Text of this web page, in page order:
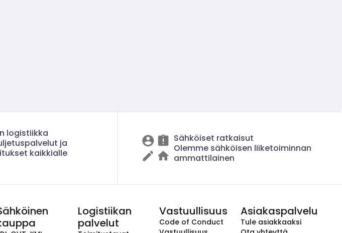
logistiikka
ja
kaikkialle
Sähköiset ratkaisut
Olemme sähköisen liiketoiminnan
ammattilainen
Logistiikan
palvelut
Vastuullisuus
Code of Conduct
Asiakaspalvelu
Tule asiakkaaksi